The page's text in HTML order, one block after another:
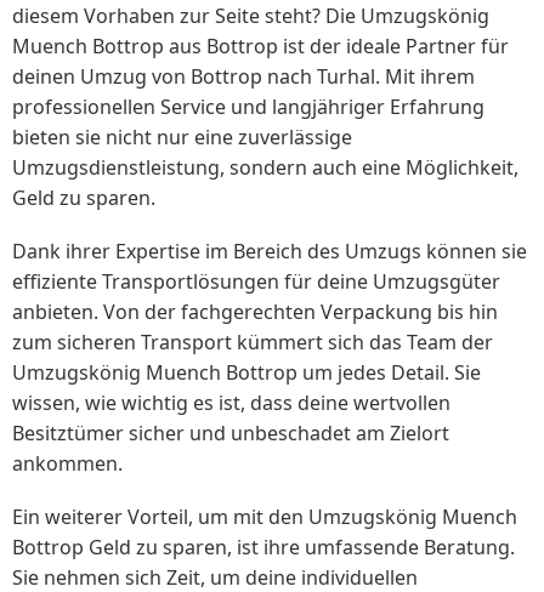
diesem Vorhaben zur Seite steht? Die Umzugskönig
Muench Bottrop aus Bottrop ist der ideale Partner für
deinen Umzug von Bottrop nach Turhal. Mit ihrem
professionellen Service und langjähriger Erfahrung
bieten sie nicht nur eine zuverlässige
Umzugsdienstleistung, sondern auch eine Möglichkeit,
Geld zu sparen.
Dank ihrer Expertise im Bereich des Umzugs können sie
effiziente Transportlösungen für deine Umzugsgüter
anbieten. Von der fachgerechten Verpackung bis hin
zum sicheren Transport kümmert sich das Team der
Umzugskönig Muench Bottrop um jedes Detail. Sie
wissen, wie wichtig es ist, dass deine wertvollen
Besitztümer sicher und unbeschadet am Zielort
ankommen.
Ein weiterer Vorteil, um mit den Umzugskönig Muench
Bottrop Geld zu sparen, ist ihre umfassende Beratung.
Sie nehmen sich Zeit, um deine individuellen